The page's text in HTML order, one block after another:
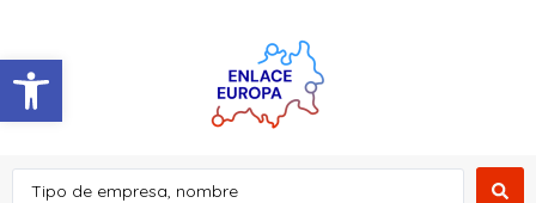
Abrir barra de herramientas